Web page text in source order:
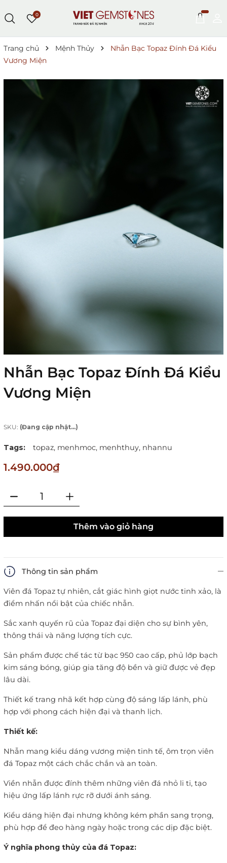
0
Trang chủ Mệnh Thủy
Nhẫn Bạc Topaz Đính Đá Kiểu
Vương Miện
Nhẫn Bạc Topaz Đính Đá Kiểu
Vương Miện
SKU: (Đang cập nhật...)
Tags: topaz, menhmoc, menhthuy, nhannu
1.490.000₫
Thêm vào giỏ hàng
Thông tin sản phẩm
Viên đá Topaz tự nhiên, cắt giác hình giọt nước tinh xảo, là
điểm nhấn nổi bật của chiếc nhẫn.
Sắc xanh quyến rũ của Topaz đại diện cho sự bình yên,
thông thái và năng lượng tích cực.
Sản phẩm được chế tác từ bạc 950 cao cấp, phủ lớp bạch
kim sáng bóng, giúp gia tăng độ bền và giữ được vẻ đẹp
lâu dài.
Thiết kế trang nhã kết hợp cùng độ sáng lấp lánh, phù
hợp với phong cách hiện đại và thanh lịch.
Thiết kế:
Nhẫn mang kiểu dáng vương miện tinh tế, ôm trọn viên
đá Topaz một cách chắc chắn và an toàn.
Viền nhẫn được đính thêm những viên đá nhỏ li ti, tạo
hiệu ứng lấp lánh rực rỡ dưới ánh sáng.
Kiểu dáng hiện đại nhưng không kém phần sang trọng,
phù hợp để đeo hàng ngày hoặc trong các dịp đặc biệt.
Ý nghĩa phong thủy của đá Topaz: